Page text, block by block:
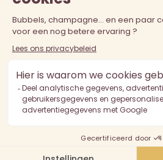
De verkoop van alcohol aan
verboden. Alcoholmisbruik is